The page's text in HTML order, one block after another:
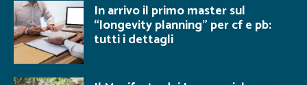
In arrivo il primo master sul
“longevity planning” per cf e pb:
tutti i dettagli